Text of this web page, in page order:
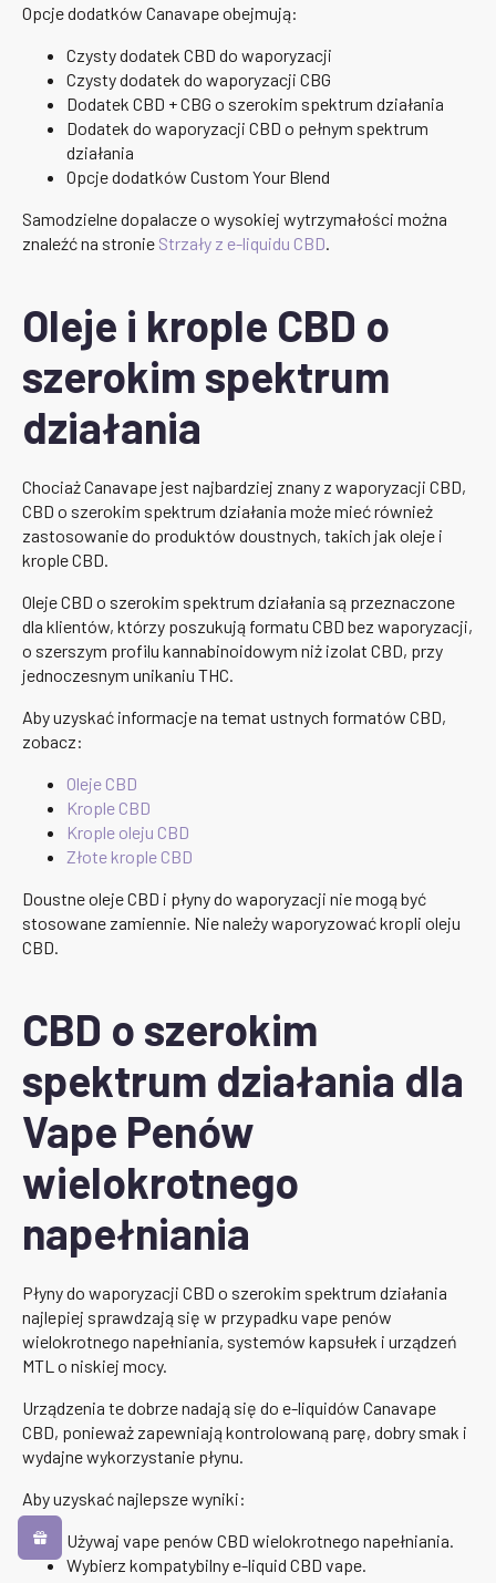
Opcje dodatków Canavape obejmują:
Czysty dodatek CBD do waporyzacji
Czysty dodatek do waporyzacji CBG
Dodatek CBD + CBG o szerokim spektrum działania
Dodatek do waporyzacji CBD o pełnym spektrum
działania
Opcje dodatków Custom Your Blend
Samodzielne dopalacze o wysokiej wytrzymałości można
znaleźć na stronie Strzały z e-liquidu CBD.
Oleje i krople CBD o
szerokim spektrum
działania
Chociaż Canavape jest najbardziej znany z waporyzacji CBD,
CBD o szerokim spektrum działania może mieć również
zastosowanie do produktów doustnych, takich jak oleje i
krople CBD.
Oleje CBD o szerokim spektrum działania są przeznaczone
dla klientów, którzy poszukują formatu CBD bez waporyzacji,
o szerszym profilu kannabinoidowym niż izolat CBD, przy
jednoczesnym unikaniu THC.
Aby uzyskać informacje na temat ustnych formatów CBD,
zobacz:
Oleje CBD
Krople CBD
Krople oleju CBD
Złote krople CBD
Doustne oleje CBD i płyny do waporyzacji nie mogą być
stosowane zamiennie. Nie należy waporyzować kropli oleju
CBD.
CBD o szerokim
spektrum działania dla
Vape Penów
wielokrotnego
napełniania
Płyny do waporyzacji CBD o szerokim spektrum działania
najlepiej sprawdzają się w przypadku vape penów
wielokrotnego napełniania, systemów kapsułek i urządzeń
MTL o niskiej mocy.
Urządzenia te dobrze nadają się do e-liquidów Canavape
CBD, ponieważ zapewniają kontrolowaną parę, dobry smak i
wydajne wykorzystanie płynu.
Aby uzyskać najlepsze wyniki:
Używaj vape penów CBD wielokrotnego napełniania.
Wybierz kompatybilny e-liquid CBD vape.